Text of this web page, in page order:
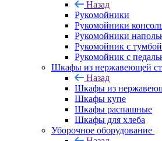
Назад
Рукомойники
Рукомойники
Рукомойники
Рукомойник с тумбой
Рукомойник с
Шкафы из нержавеющей
Назад
Шкафы из
Шкафы купе
Шкафы распашные
Шкафы для хлеба
Уборочное оборудование